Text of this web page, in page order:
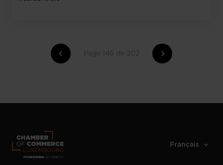
Page 146 de 202